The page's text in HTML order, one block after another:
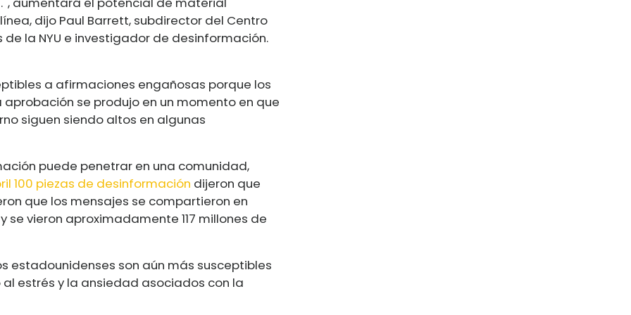
dijo Paul Barrett, subdirector del Centro
la NYU e investigador de desinformación.
a afirmaciones engañosas porque los
se produjo en un momento en que
siguen siendo altos en algunas
puede penetrar en una comunidad,
100 piezas de desinformación dijeron que
que los mensajes se compartieron en
se vieron aproximadamente 117 millones de
estadounidenses son aún más susceptibles
estrés y la ansiedad asociados con la